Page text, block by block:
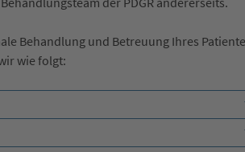
Behandlung und Betreuung Ihres
wie folgt: